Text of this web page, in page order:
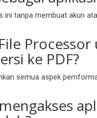
ini tanpa membuat akun
ke PDF?
semua aspek